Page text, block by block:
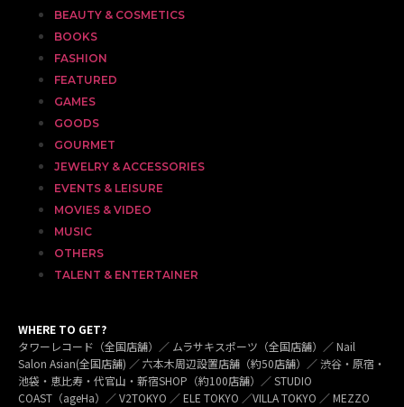
BEAUTY & COSMETICS
BOOKS
FASHION
FEATURED
GAMES
GOODS
GOURMET
JEWELRY & ACCESSORIES
EVENTS & LEISURE
MOVIES & VIDEO
MUSIC
OTHERS
TALENT & ENTERTAINER
WHERE TO GET?
タワーレコード（全国店舗）／ ムラサキスポーツ（全国店舗）／ Nail
Salon Asian(全国店舗) ／ 六本木周辺設置店舗（約50店舗）／ 渋谷・原宿・
池袋・恵比寿・代官山・新宿SHOP（約100店舗）／ STUDIO
COAST（ageHa）／ V2TOKYO ／ ELE TOKYO ／VILLA TOKYO ／ MEZZO